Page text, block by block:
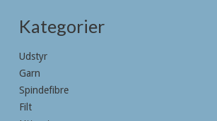
Kategorier
Udstyr
Garn
Spindefibre
Filt